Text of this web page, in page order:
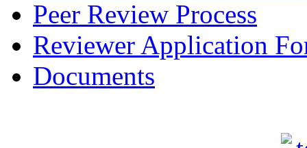
Peer Review Process
Reviewer Application
Documents